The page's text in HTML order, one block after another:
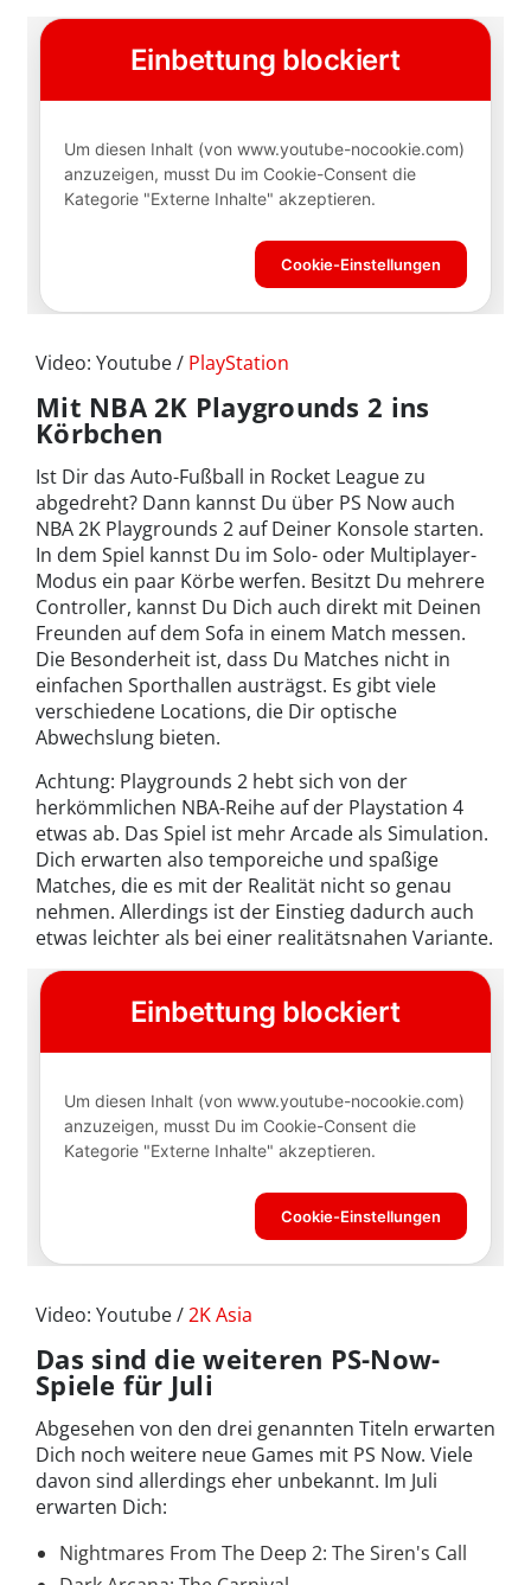
Video: Youtube / PlayStation
Mit NBA 2K Playgrounds 2 ins
Körbchen
Ist Dir das Auto-Fußball in Rocket League zu
abgedreht? Dann kannst Du über PS Now auch
NBA 2K Playgrounds 2 auf Deiner Konsole starten.
In dem Spiel kannst Du im Solo- oder Multiplayer-
Modus ein paar Körbe werfen. Besitzt Du mehrere
Controller, kannst Du Dich auch direkt mit Deinen
Freunden auf dem Sofa in einem Match messen.
Die Besonderheit ist, dass Du Matches nicht in
einfachen Sporthallen austrägst. Es gibt viele
verschiedene Locations, die Dir optische
Abwechslung bieten.
Achtung: Playgrounds 2 hebt sich von der
herkömmlichen NBA-Reihe auf der Playstation 4
etwas ab. Das Spiel ist mehr Arcade als Simulation.
Dich erwarten also temporeiche und spaßige
Matches, die es mit der Realität nicht so genau
nehmen. Allerdings ist der Einstieg dadurch auch
etwas leichter als bei einer realitätsnahen Variante.
Video: Youtube /2K Asia
Das sind die weiteren PS-Now-
Spiele für Juli
Abgesehen von den drei genannten Titeln erwarten
Dich noch weitere neue Games mit PS Now. Viele
davon sind allerdings eher unbekannt. Im Juli
erwarten Dich:
Nightmares From The Deep 2: The Siren's Call